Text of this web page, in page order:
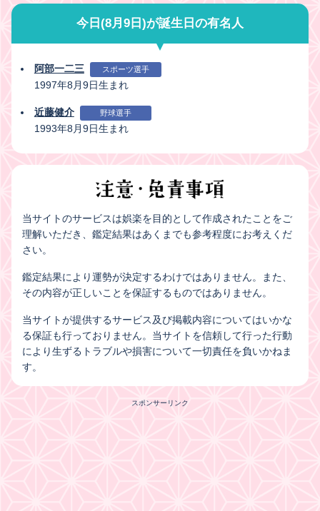
今日(8月9日)が誕生日の有名人
阿部一二三 スポーツ選手
1997年8月9日生まれ
近藤健介 野球選手
1993年8月9日生まれ
当サイトのサービスは娯楽を目的として作成されたことをご
理解いただき、鑑定結果はあくまでも参考程度にお考えくだ
さい。
鑑定結果により運勢が決定するわけではありません。また、
その内容が正しいことを保証するものではありません。
当サイトが提供するサービス及び掲載内容についてはいかな
る保証も行っておりません。当サイトを信頼して行った行動
により生ずるトラブルや損害について一切責任を負いかねま
す。
スポンサーリンク